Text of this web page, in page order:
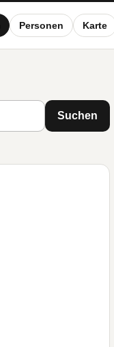
Personen Karte
Suchen